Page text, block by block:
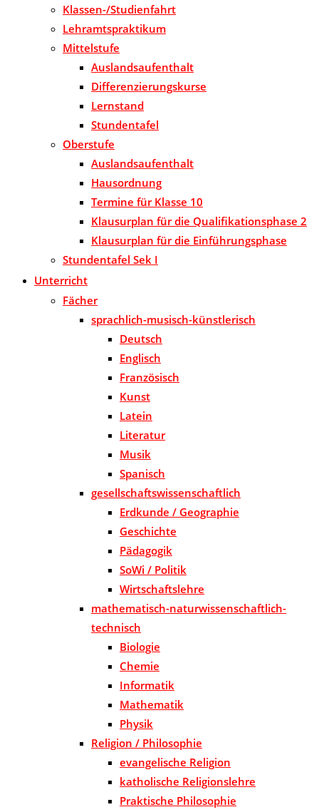
Klassen-/Studienfahrt
Lehramtspraktikum
Mittelstufe
Auslandsaufenthalt
Differenzierungskurse
Lernstand
Stundentafel
Oberstufe
Auslandsaufenthalt
Hausordnung
Termine für Klasse 10
Klausurplan für die Qualifikationsphase 2
Klausurplan für die Einführungsphase
Stundentafel Sek I
Unterricht
Fächer
sprachlich-musisch-künstlerisch
Deutsch
Englisch
Französisch
Kunst
Latein
Literatur
Musik
Spanisch
gesellschaftswissenschaftlich
Erdkunde / Geographie
Geschichte
Pädagogik
SoWi / Politik
Wirtschaftslehre
mathematisch-naturwissenschaftlich-
technisch
Biologie
Chemie
Informatik
Mathematik
Physik
Religion / Philosophie
evangelische Religion
katholische Religionslehre
Praktische Philosophie